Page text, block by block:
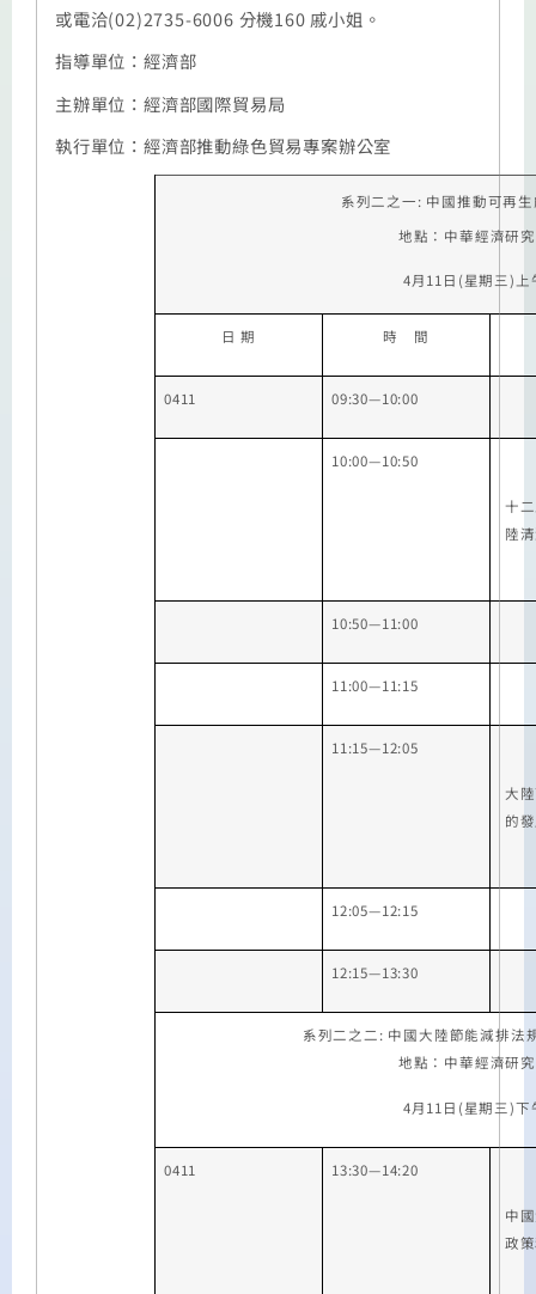
或電洽(02)2735-6006 分機160 戚小姐。
指導單位：經濟部
主辦單位：經濟部國際貿易局
執行單位：經濟部推動綠色貿易專案辦公室
系列二之一: 中國推動可再
地點：中華經濟研
4月11 日 (星期三)
日 期 時 間
0411 09:30—10:00
10:00—10:50
十
陸
10:50—11:00
11:00—11:15
11:15—12:05
大
的
12:05—12:15
12:15—13:30
系列二之二: 中國大陸節能減排法
地點：中華經濟研
4月11 日 (星期三)下
0411 13:30—14:20
中
政